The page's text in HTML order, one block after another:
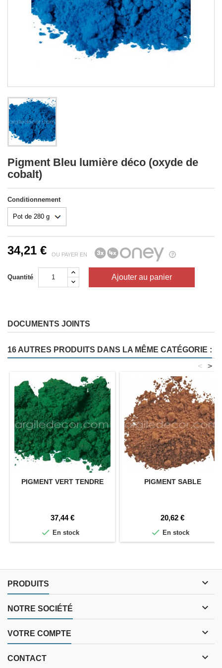
Pigment Bleu lumière déco (oxyde de
cobalt)
Conditionnement
34,21 € OU PAYER EN
Quantité Ajouter au panier
DOCUMENTS JOINTS
16 AUTRES PRODUITS DANS LA MÊME CATÉGORIE :
>
<
PIGMENT VERT TENDRE
Prix
37,44 €
 En stock
PIGMENT SABLE
Prix
20,62 €
 En stock
PRODUITS 
NOTRE SOCIÉTÉ 
VOTRE COMPTE 
CONTACT 